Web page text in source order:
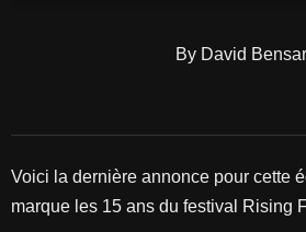
By David
Voici la dernière annonce pour cette
marque les 15 ans du festival Rising